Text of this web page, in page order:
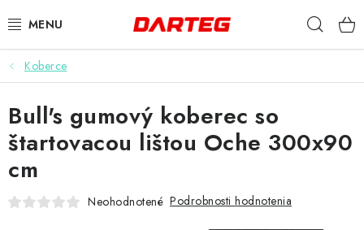
na
ŠÍPKY
TERČE
DOPLNKY K TERČU
LETKY
Koberce
Bull's gumový koberec so
štartovacou lištou Oche 300x90
cm
Neohodnotené Podrobnosti hodnotenia